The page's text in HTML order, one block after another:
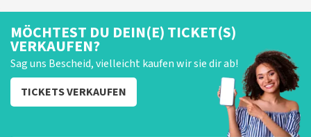
MÖCHTEST DU DEIN(E) TICKET(S)
VERKAUFEN?
Sag uns Bescheid, vielleicht kaufen wir sie dir ab!
TICKETS VERKAUFEN